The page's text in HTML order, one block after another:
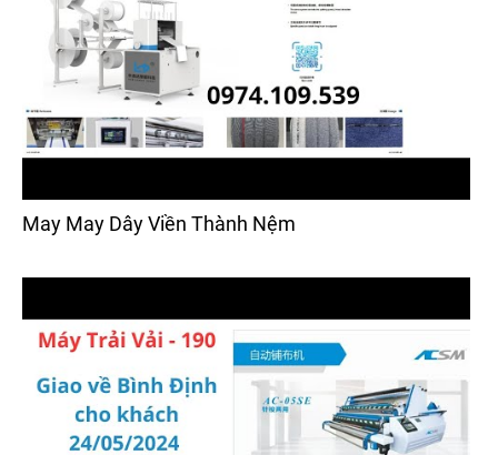
May May Dây Viền Thành Nệm